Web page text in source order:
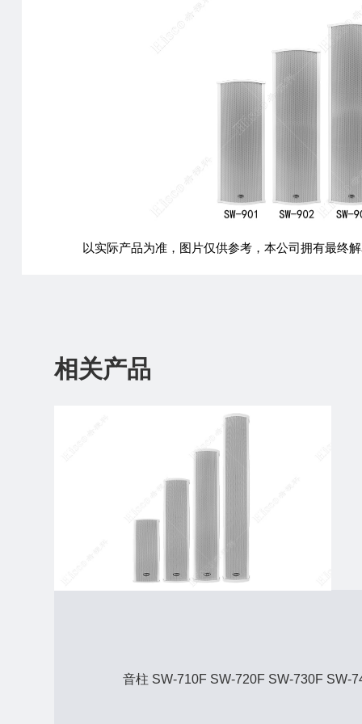
以实际产品为准，图片仅供参考，本公司拥有最终
相关产品
音柱 SW-710F SW-720F SW-730F SW-